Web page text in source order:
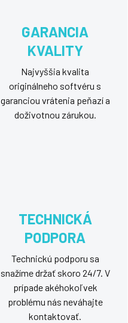
GARANCIA
KVALITY
Najvyššia kvalita
originálneho softvéru s
garanciou vrátenia peňazí a
doživotnou zárukou.
TECHNICKÁ
PODPORA
Technickú podporu sa
snažíme držať skoro 24/7. V
prípade akéhokoľvek
problému nás neváhajte
kontaktovať.